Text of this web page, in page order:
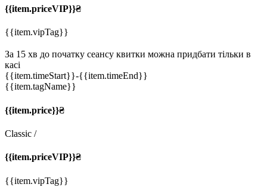
{{item.priceVIP}}₴
{{item.vipTag}}
За 15 хв до початку сеансу квитки можна придбати тільки в
касі
{{item.timeStart}}-{{item.timeEnd}}
{{item.tagName}}
{{item.price}}₴
Classic /
{{item.priceVIP}}₴
{{item.vipTag}}